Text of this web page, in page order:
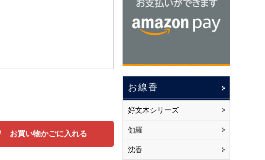
お買い物かごに入れる
お線香
好文木シリーズ
伽羅
沈香